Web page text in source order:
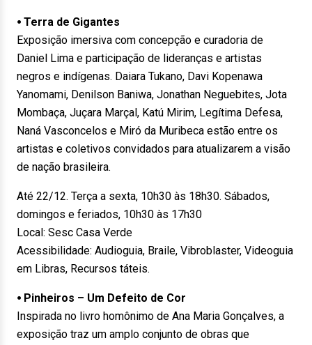
⦁ Terra de Gigantes
Exposição imersiva com concepção e curadoria de
Daniel Lima e participação de lideranças e artistas
negros e indígenas. Daiara Tukano, Davi Kopenawa
Yanomami, Denilson Baniwa, Jonathan Neguebites, Jota
Mombaça, Juçara Marçal, Katú Mirim, Legítima Defesa,
Naná Vasconcelos e Miró da Muribeca estão entre os
artistas e coletivos convidados para atualizarem a visão
de nação brasileira.
Até 22/12. Terça a sexta, 10h30 às 18h30. Sábados,
domingos e feriados, 10h30 às 17h30
Local: Sesc Casa Verde
Acessibilidade: Audioguia, Braile, Vibroblaster, Videoguia
em Libras, Recursos táteis.
⦁ Pinheiros – Um Defeito de Cor
Inspirada no livro homônimo de Ana Maria Gonçalves, a
exposição traz um amplo conjunto de obras que